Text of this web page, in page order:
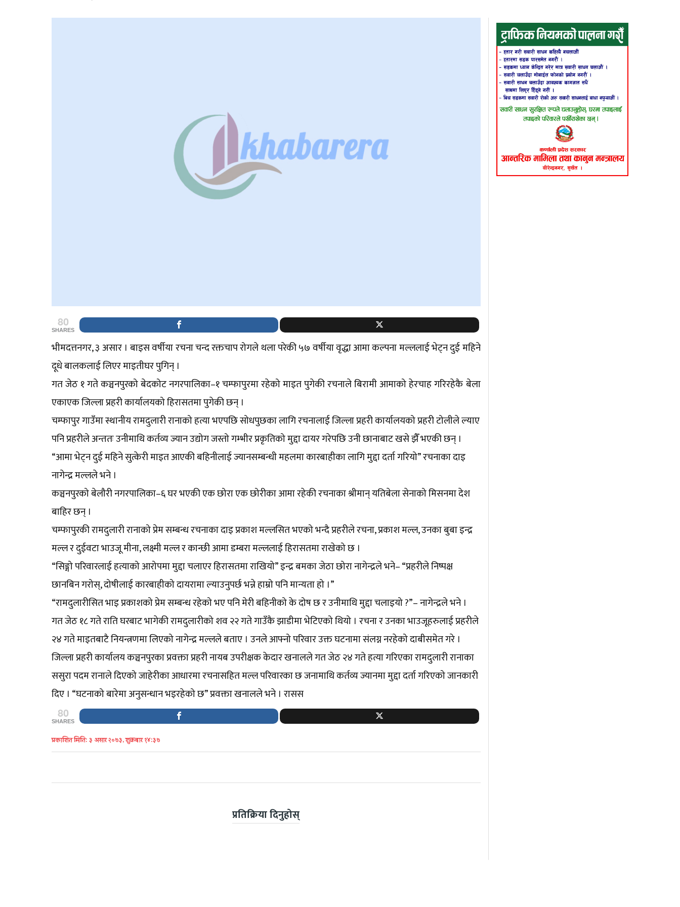
80
SHARES
भीमदत्तनगर, ३ असार । बाइस वर्षीया रचना चन्द रक्तचाप रोगले थला परेकी ५७ वर्षीया वृद्धा आमा कल्पना मल्ललाई भेट्न दुई महिने
दूधे बालकलाई लिएर माइतीघर पुगिन् ।
गत जेठ १ गते कञ्चनपुरको बेदकोट नगरपालिका–१ चम्फापुरमा रहेको माइत पुगेकी रचनाले बिरामी आमाको हेरचाह गरिरहेकै बेला
एकाएक जिल्ला प्रहरी कार्यालयको हिरासतमा पुगेकी छन् ।
चम्फापुर गाउँमा स्थानीय रामदुलारी रानाको हत्या भएपछि सोधपुछका लागि रचनालाई जिल्ला प्रहरी कार्यालयको प्रहरी टोलीले ल्याए
पनि प्रहरीले अन्ततः उनीमाथि कर्तव्य ज्यान उद्योग जस्तो गम्भीर प्रकृतिको मुद्दा दायर गरेपछि उनी छानाबाट खसे झैँ भएकी छन् ।
“आमा भेट्न दुई महिने सुत्केरी माइत आएकी बहिनीलाई ज्यानसम्बन्धी महलमा कारबाहीका लागि मुद्दा दर्ता गरियो” रचनाका दाइ
नागेन्द्र मल्लले भने ।
कञ्चनपुरको बेलौरी नगरपालिका–६ घर भएकी एक छोरा एक छोरीका आमा रहेकी रचनाका श्रीमान् यतिबेला सेनाको मिसनमा देश
बाहिर छन् ।
चम्फापुरकी रामदुलारी रानाको प्रेम सम्बन्ध रचनाका दाइ प्रकाश मल्लसित भएको भन्दै प्रहरीले रचना, प्रकाश मल्ल, उनका बुबा इन्द्र
मल्ल र दुईवटा भाउजू मीना, लक्ष्मी मल्ल र कान्छी आमा डम्बरा मल्ललाई हिरासतमा राखेको छ ।
“सिङ्गो परिवारलाई हत्याको आरोपमा मुद्दा चलाएर हिरासतमा राखियो” इन्द्र बमका जेठा छोरा नागेन्द्रले भने– “प्रहरीले निष्पक्ष
छानबिन गरोस्, दोषीलाई कारबाहीको दायरामा ल्याउनुपर्छ भन्ने हाम्रो पनि मान्यता हो ।”
“रामदुलारीसित भाइ प्रकाशको प्रेम सम्बन्ध रहेको भए पनि मेरी बहिनीको के दोष छ र उनीमाथि मुद्दा चलाइयो ?”– नागेन्द्रले भने ।
गत जेठ १८ गते राति घरबाट भागेकी रामदुलारीको शव २२ गते गाउँकै झाडीमा भेटिएको थियो । रचना र उनका भाउजूहरुलाई प्रहरीले
२४ गते माइतबाटै नियन्त्रणमा लिएको नागेन्द्र मल्लले बताए । उनले आफ्नो परिवार उक्त घटनामा संलग्न नरहेको दाबीसमेत गरे ।
जिल्ला प्रहरी कार्यालय कञ्चनपुरका प्रवक्ता प्रहरी नायब उपरीक्षक केदार खनालले गत जेठ २४ गते हत्या गरिएका रामदुलारी रानाका
ससुरा पदम रानाले दिएको जाहेरीका आधारमा रचनासहित मल्ल परिवारका छ जनामाथि कर्तव्य ज्यानमा मुद्दा दर्ता गरिएको जानकारी
दिए । “घटनाको बारेमा अनुसन्धान भइरहेको छ” प्रवक्ता खनालले भने । रासस
80
SHARES
प्रकाशित मिति: ३ असार २०७३, शुक्रबार १४:३७
प्रतिक्रिया दिनुहोस्